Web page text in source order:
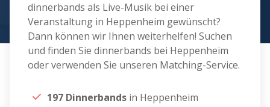
dinnerbands als Live-Musik bei einer
Veranstaltung in Heppenheim gewünscht?
Dann können wir Ihnen weiterhelfen! Suchen
und finden Sie dinnerbands bei Heppenheim
oder verwenden Sie unseren Matching-Service.
197 Dinnerbands in Heppenheim